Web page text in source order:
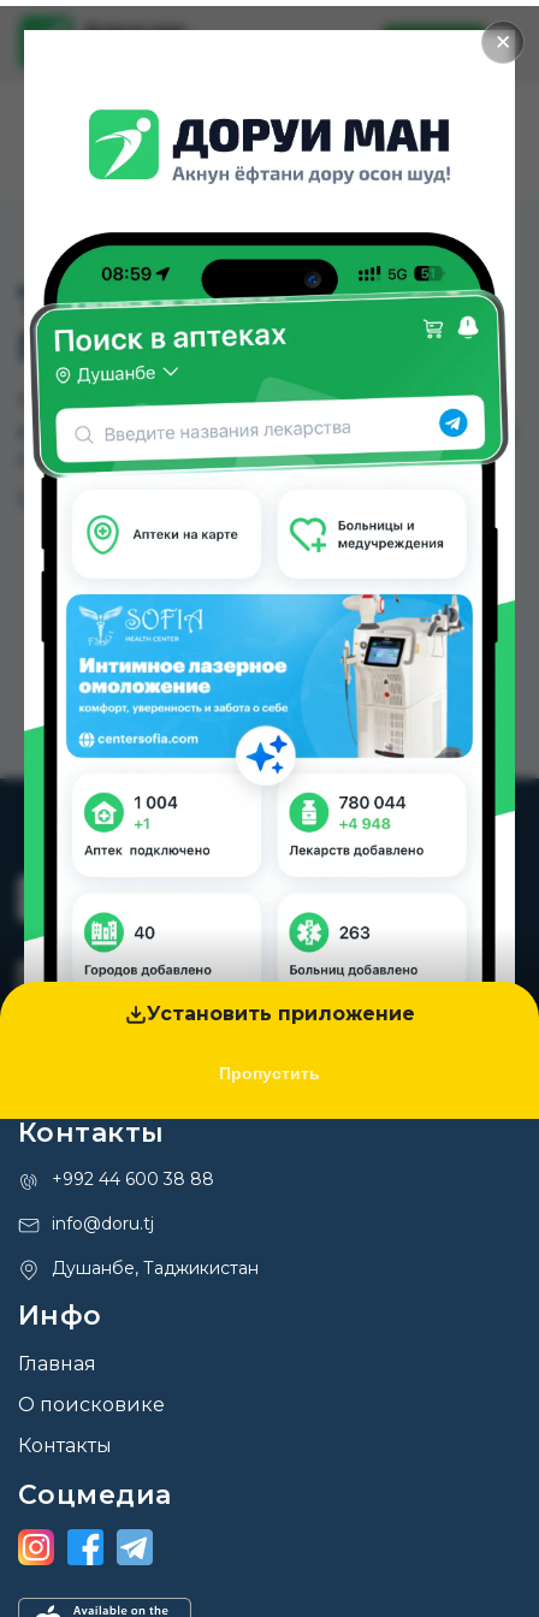
✕
Установить приложение
Пропустить
Доруи ман
Установить
7442 БАНДАЖ ДЛЯ
ПОДЕРЖКА ЗАЯСТЯ
7442 БАНДАЖ ДЛЯ ПОДЕРЖКА ЗАЯСТЯ можно
купить или заказать в аптеках Душанбе и других
городах Таджикистана
Контакты
+992 44 600 38 88
info@doru.tj
Душанбе, Таджикистан
Инфо
Главная
О поисковике
Контакты
Соцмедиа